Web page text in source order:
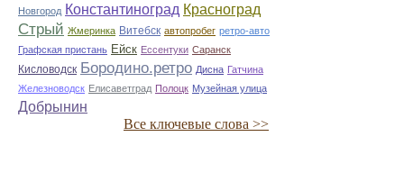
Новгород Константиноград Красноград
Стрый Жмеринка Витебск автопробег ретро-авто
Графская пристань Ейск Ессентуки Саранск
Кисловодск Бородино.ретро Дисна Гатчина
Железноводск Елисаветград Полоцк Музейная улица
Добрынин
Все ключевые слова >>